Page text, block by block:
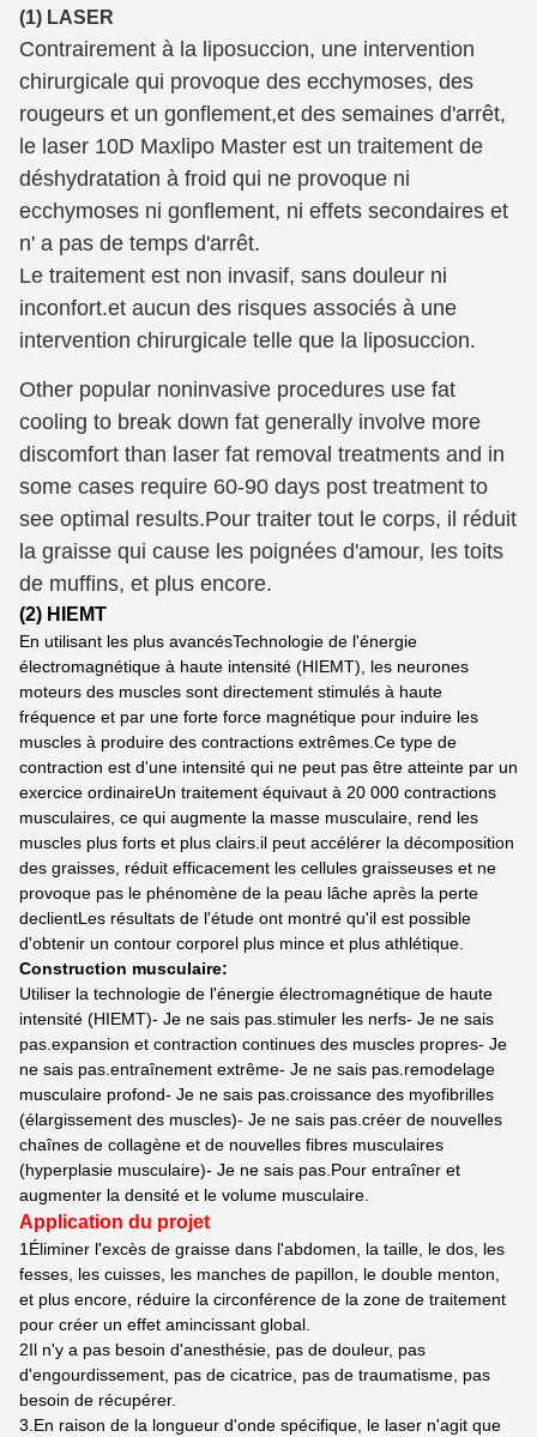
(1) LASER
Contrairement à la liposuccion, une intervention
chirurgicale qui provoque des ecchymoses, des
rougeurs et un gonflement,et des semaines d'arrêt,
le laser 10D Maxlipo Master est un traitement de
déshydratation à froid qui ne provoque ni
ecchymoses ni gonflement, ni effets secondaires et
n' a pas de temps d'arrêt.
Le traitement est non invasif, sans douleur ni
inconfort.et aucun des risques associés à une
intervention chirurgicale telle que la liposuccion.
Other popular noninvasive procedures use fat
cooling to break down fat generally involve more
discomfort than laser fat removal treatments and in
some cases require 60-90 days post treatment to
see optimal results.Pour traiter tout le corps, il réduit
la graisse qui cause les poignées d'amour, les toits
de muffins, et plus encore.
(2) HIEMT
En utilisant les plus avancésTechnologie de l'énergie
électromagnétique à haute intensité (HIEMT) , les neurones
moteurs des muscles sont directement stimulés à haute
fréquence et par une forte force magnétique pour induire les
muscles à produire des contractions extrêmes.Ce type de
contraction est d'une intensité qui ne peut pas être atteinte par un
exercice ordinaireUn traitement équivaut à 20 000 contractions
musculaires, ce qui augmente la masse musculaire, rend les
muscles plus forts et plus clairs.il peut accélérer la décomposition
des graisses, réduit efficacement les cellules graisseuses et ne
provoque pas le phénomène de la peau lâche après la perte
declientLes résultats de l'étude ont montré qu'il est possible
d'obtenir un contour corporel plus mince et plus athlétique.
Construction musculaire:
Utiliser la technologie de l'énergie électromagnétique de haute
intensité (HIEMT)- Je ne sais pas. stimuler les nerfs- Je ne sais
pas. expansion et contraction continues des muscles propres- Je
ne sais pas. entraînement extrême- Je ne sais pas. remodelage
musculaire profond- Je ne sais pas. croissance des myofibrilles
(élargissement des muscles)- Je ne sais pas. créer de nouvelles
chaînes de collagène et de nouvelles fibres musculaires
(hyperplasie musculaire)- Je ne sais pas. Pour entraîner et
augmenter la densité et le volume musculaire.
Application du projet
1Éliminer l'excès de graisse dans l'abdomen, la taille, le dos, les
fesses, les cuisses, les manches de papillon, le double menton,
et plus encore, réduire la circonférence de la zone de traitement
pour créer un effet amincissant global.
2Il n'y a pas besoin d'anesthésie, pas de douleur, pas
d'engourdissement, pas de cicatrice, pas de traumatisme, pas
besoin de récupérer.
3.En raison de la longueur d'onde spécifique, le laser n'agit que